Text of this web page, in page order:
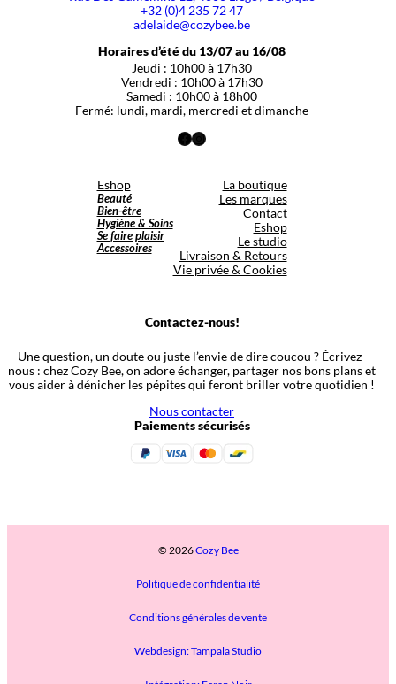
+32 (0)4 235 72 47
adelaide@cozybee.be
Horaires d’été du 13/07 au 16/08
Jeudi : 10h00 à 17h30
Vendredi : 10h00 à 17h30
Samedi : 10h00 à 18h00
Fermé: lundi, mardi, mercredi et dimanche
Facebook
Instagram
Eshop
Beauté
Bien-être
Hygiène & Soins
Se faire plaisir
Accessoires
La boutique
Les marques
Contact
Eshop
Le studio
Livraison & Retours
Vie privée & Cookies
Contactez-nous!
Une question, un doute ou juste l’envie de dire coucou ? Écrivez-
nous : chez Cozy Bee, on adore échanger, partager nos bons plans et
vous aider à dénicher les pépites qui feront briller votre quotidien !
Nous contacter
Paiements sécurisés
© 2026Cozy Bee
Politique de confidentialité
Conditions générales de vente
Webdesign: Tampala Studio